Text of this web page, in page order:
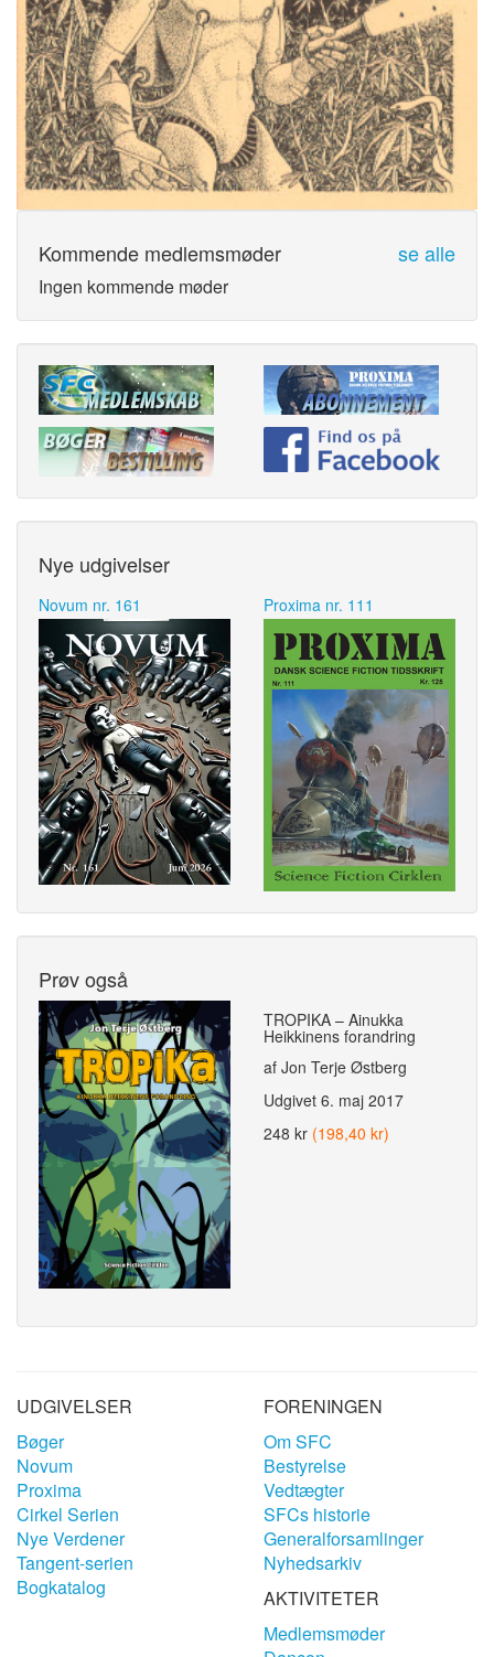
Kommende medlemsmøder se alle
Ingen kommende møder
Nye udgivelser
Novum nr. 161 Proxima nr. 111
Prøv også
TROPIKA – Ainukka
Heikkinens forandring
af Jon Terje Østberg
Udgivet 6. maj 2017
248 kr (198,40 kr)
UDGIVELSER
Bøger
Novum
Proxima
Cirkel Serien
Nye Verdener
Tangent-serien
Bogkatalog
FORENINGEN
Om SFC
Bestyrelse
Vedtægter
SFCs historie
Generalforsamlinger
Nyhedsarkiv
AKTIVITETER
Medlemsmøder